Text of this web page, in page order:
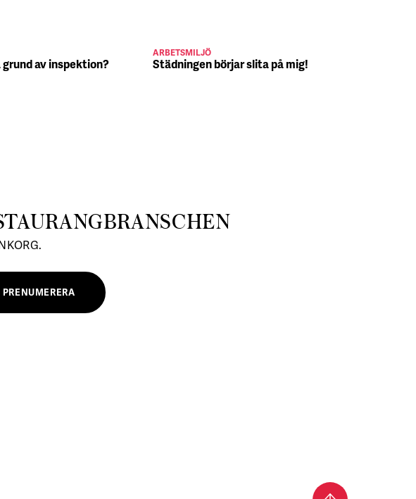
av inspektion?
ARBETSMILJÖ
Städningen börjar slita på mig!